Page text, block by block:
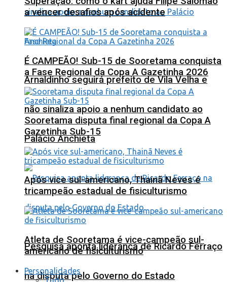
Arnaldinho seguirá prefeito de Vila Velha e
não sinaliza apoio a nenhum candidato ao
Palácio Anchieta
Pesquisa aponta liderança de Ricardo Ferraço
na disputa pelo Governo do Estado
a vencer desafios após acidente
É CAMPEÃO! Sub-15 de Sooretama conquista
a Fase Regional da Copa A Gazetinha 2026
Sooretama disputa final regional da Copa A
Gazetinha Sub-15
Após vice sul-americano, Thainã Neves é
tricampeão estadual de fisiculturismo
Atleta de Sooretama é vice-campeão sul-
americano de fisiculturismo
Personalidades
Tudo